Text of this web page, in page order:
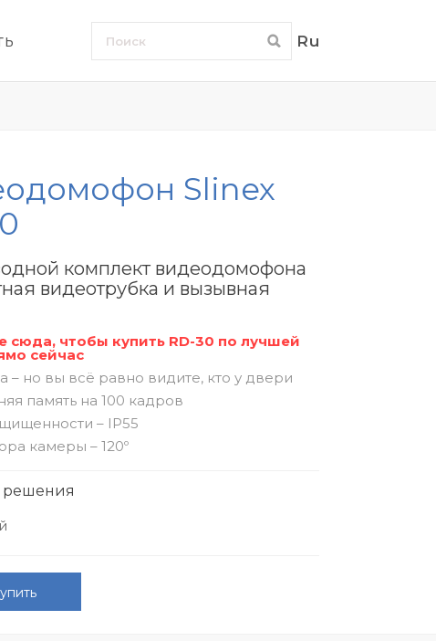
Ru
Slinex
комплект видеодомофона
видеотрубка и вызывная
сюда, чтобы купить RD-30 по лучшей
сейчас
– но вы всё равно видите, кто у двери
память на 100 кадров
– IP55
камеры – 120º
решения